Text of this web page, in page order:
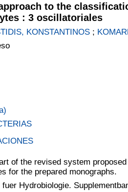
to the
: 3 oscillatoriales
KONSTANTINOS ;
of the revised system
for the prepared monographs.
Hydrobiologie.